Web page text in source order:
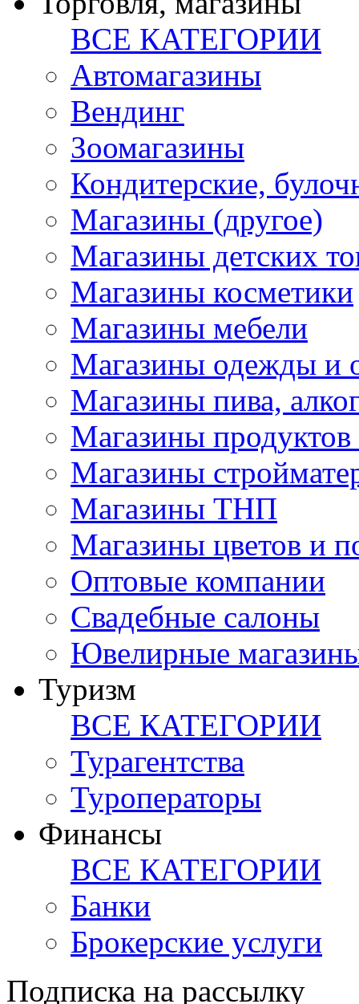
ВСЕ КАТЕГОРИИ
Автомагазины
Вендинг
Зоомагазины
Кондитерские,
Магазины (другое)
Магазины детских
Магазины косметики
Магазины мебели
Магазины одежды и
Магазины пива,
Магазины продуктов
Магазины
Магазины ТНП
Магазины цветов и
Оптовые компании
Свадебные салоны
Ювелирные
Туризм
ВСЕ КАТЕГОРИИ
Турагентства
Туроператоры
Финансы
ВСЕ КАТЕГОРИИ
Банки
Брокерские услуги
Подписка на рассылку